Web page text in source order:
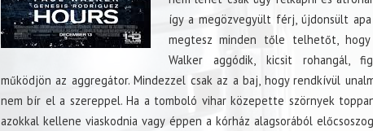
így a megözvegyült férj, újdonsült
megtesz minden tőle telhetőt,
Walker aggódik, kicsit rohangál,
működjön az aggregátor. Mindezzel csak az a baj, hogy rendkívül
nem bír el a szereppel. Ha a tomboló vihar közepette szörnyek
azokkal kellene viaskodnia vagy éppen a kórház alagsorából